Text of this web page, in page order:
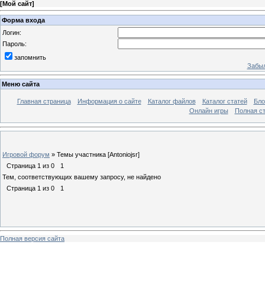
[Мой сайт]
Форма входа
Логин:
Пароль:
запомнить
Меню сайта
Главная страница Информация о сайте Каталог файлов Каталог статей
Онлайн игры
Полная
Игровой форум » Темы участника [Antoniojsr]
Страница 1 из 0
1
Тем, соответствующих вашему запросу, не найдено
Страница 1 из 0 1
Полная версия сайта